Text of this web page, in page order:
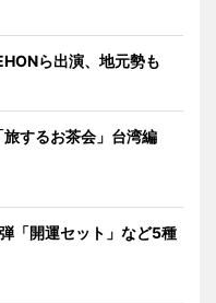
ら出演、地元勢も
旅するお茶会」台湾編
「開運セット」など5種